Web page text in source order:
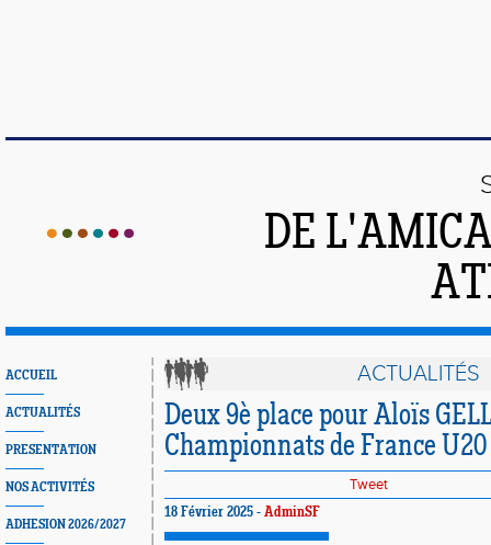
DE
ACCUEIL
ACTUALITÉS
PRESENTATION
NOS ACTIVITÉS
ADHESION 2026/2027
ACTUALITÉS
Deux 9è place pour Aloïs
Championnats de France U20
Tweet
18 Février 2025 - AdminSF